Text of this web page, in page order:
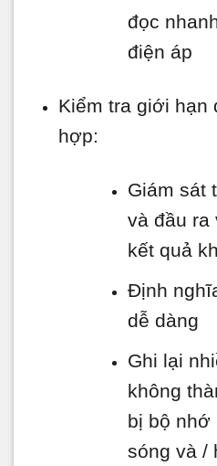
đọc
điện áp
Kiểm tra giới hạn
hợp:
Giám sát
và đầu ra
kết quả
Định
dễ dàng
Ghi lại
không
bị bộ nhớ
sóng và /